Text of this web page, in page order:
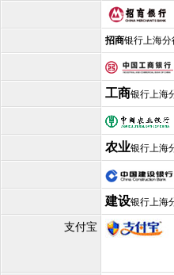
招商银行上海分
工商银行上海
农业银行上海
建设银行上海
支付宝